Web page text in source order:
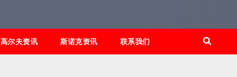
高尔夫资讯 斯诺克资讯 联系我们